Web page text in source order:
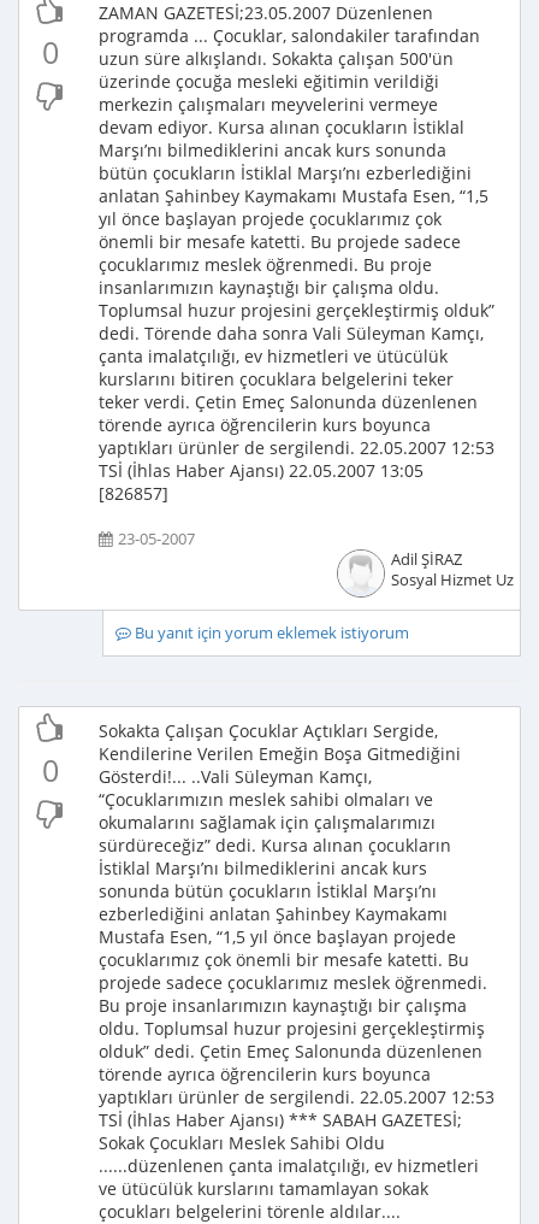
0
ZAMAN GAZETESİ;23.05.2007 Düzenlenen
programda ... Çocuklar, salondakiler tarafından
uzun süre alkışlandı. Sokakta çalışan 500'ün
üzerinde çocuğa mesleki eğitimin verildiği
merkezin çalışmaları meyvelerini vermeye
devam ediyor. Kursa alınan çocukların İstiklal
Marşı’nı bilmediklerini ancak kurs sonunda
bütün çocukların İstiklal Marşı’nı ezberlediğini
anlatan Şahinbey Kaymakamı Mustafa Esen, “1,5
yıl önce başlayan projede çocuklarımız çok
önemli bir mesafe katetti. Bu projede sadece
çocuklarımız meslek öğrenmedi. Bu proje
insanlarımızın kaynaştığı bir çalışma oldu.
Toplumsal huzur projesini gerçekleştirmiş olduk”
dedi. Törende daha sonra Vali Süleyman Kamçı,
çanta imalatçılığı, ev hizmetleri ve ütücülük
kurslarını bitiren çocuklara belgelerini teker
teker verdi. Çetin Emeç Salonunda düzenlenen
törende ayrıca öğrencilerin kurs boyunca
yaptıkları ürünler de sergilendi. 22.05.2007 12:53
TSİ (İhlas Haber Ajansı) 22.05.2007 13:05
[826857]
23-05-2007
Adil ŞİRAZ
Sosyal Hizmet
Bu yanıt için yorum eklemek istiyorum
0
Sokakta Çalışan Çocuklar Açtıkları Sergide,
Kendilerine Verilen Emeğin Boşa Gitmediğini
Gösterdi!... ..Vali Süleyman Kamçı,
“Çocuklarımızın meslek sahibi olmaları ve
okumalarını sağlamak için çalışmalarımızı
sürdüreceğiz” dedi. Kursa alınan çocukların
İstiklal Marşı’nı bilmediklerini ancak kurs
sonunda bütün çocukların İstiklal Marşı’nı
ezberlediğini anlatan Şahinbey Kaymakamı
Mustafa Esen, “1,5 yıl önce başlayan projede
çocuklarımız çok önemli bir mesafe katetti. Bu
projede sadece çocuklarımız meslek öğrenmedi.
Bu proje insanlarımızın kaynaştığı bir çalışma
oldu. Toplumsal huzur projesini gerçekleştirmiş
olduk” dedi. Çetin Emeç Salonunda düzenlenen
törende ayrıca öğrencilerin kurs boyunca
yaptıkları ürünler de sergilendi. 22.05.2007 12:53
TSİ (İhlas Haber Ajansı) *** SABAH GAZETESİ;
Sokak Çocukları Meslek Sahibi Oldu
......düzenlenen çanta imalatçılığı, ev hizmetleri
ve ütücülük kurslarını tamamlayan sokak
çocukları belgelerini törenle aldılar....